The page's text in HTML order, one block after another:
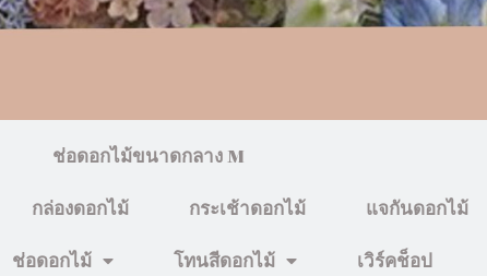
ช่อดอกไม้ขนาดกลาง M
กล่องดอกไม้ กระเช้าดอกไม้ แจกันดอกไม้
ช่อดอกไม้ โทนสีดอกไม้ เวิร์คช็อป